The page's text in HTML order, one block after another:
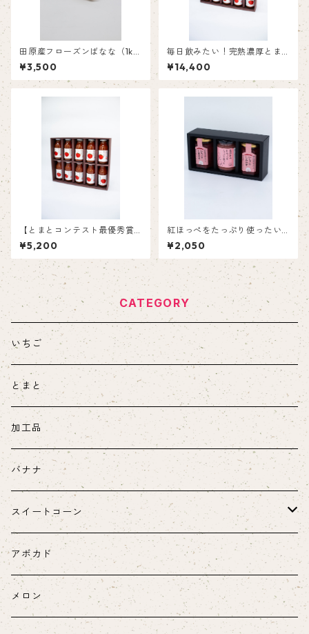
田原産フローズンばなな（1k
g）
¥3,500
毎日飲みたい！完熟濃厚とま
とジュース【180ml×30】
¥14,400
【とまとコンテスト最優秀賞
受賞】旬の時期に採れたミニ
トマトの100％ジュース（180
ml×10）
¥5,200
紅ほっぺをたっぷり使ったい
ちごバター1個といちごジャム
2個
¥2,050
CATEGORY
いちご
とまと
加工品
バナナ
スイートコーン
ヤングコーン
アボカド
メロン